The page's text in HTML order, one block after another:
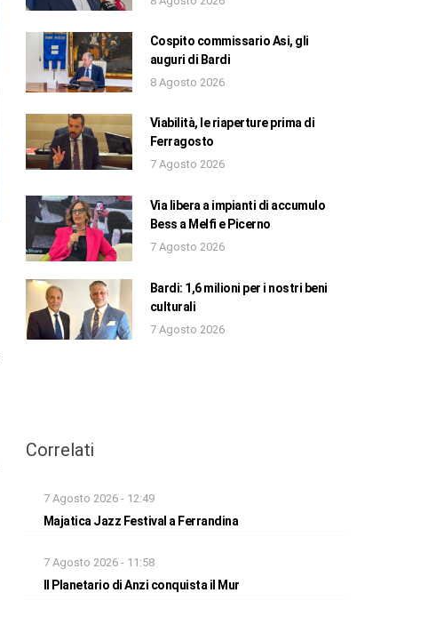
Cospito commissario Asi, gli
auguri di Bardi
8 Agosto 2026
Viabilità, le riaperture prima di
Ferragosto
7 Agosto 2026
Via libera a impianti di accumulo
Bess a Melfi e Picerno
7 Agosto 2026
Bardi: 1,6 milioni per i nostri beni
culturali
7 Agosto 2026
Correlati
7 Agosto 2026 - 12:49
Majatica Jazz Festival a Ferrandina
7 Agosto 2026 - 11:58
Il Planetario di Anzi conquista il Mur